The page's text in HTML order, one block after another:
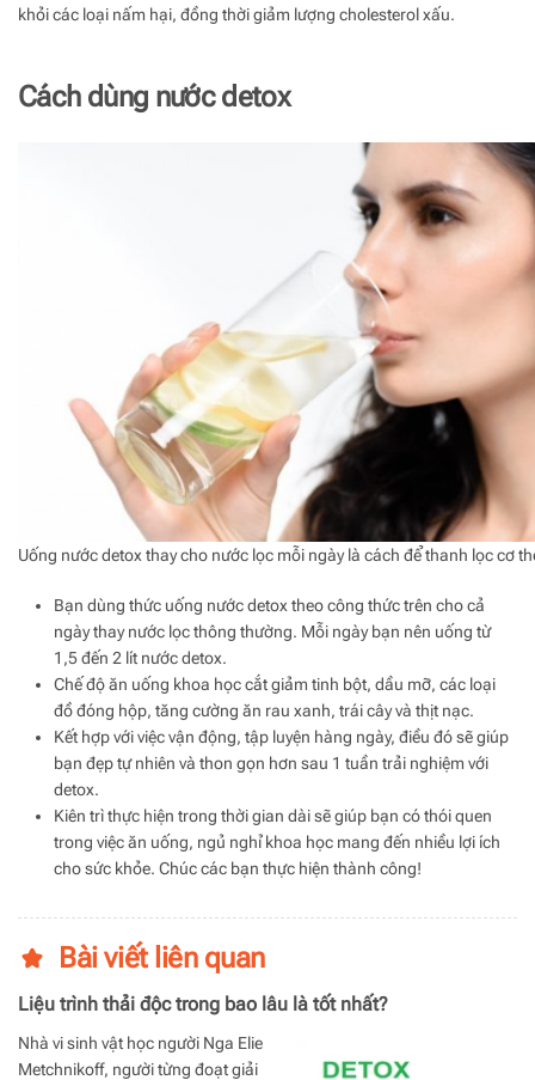
khỏi các loại nấm hại, đồng thời giảm lượng cholesterol xấu.
Cách dùng nước detox
Uống nước detox thay cho nước lọc mỗi ngày là cách để thanh lọc cơ
Bạn dùng thức uống nước detox theo công thức trên cho cả
ngày thay nước lọc thông thường. Mỗi ngày bạn nên uống từ
1,5 đến 2 lít nước detox.
Chế độ ăn uống khoa học cắt giảm tinh bột, dầu mỡ, các loại
đồ đóng hộp, tăng cường ăn rau xanh, trái cây và thịt nạc.
Kết hợp với việc vận động, tập luyện hàng ngày, điều đó sẽ giúp
bạn đẹp tự nhiên và thon gọn hơn sau 1 tuần trải nghiệm với
detox.
Kiên trì thực hiện trong thời gian dài sẽ giúp bạn có thói quen
trong việc ăn uống, ngủ nghỉ khoa học mang đến nhiều lợi ích
cho sức khỏe. Chúc các bạn thực hiện thành công!
Bài viết liên quan
Liệu trình thải độc trong bao lâu là tốt nhất?
Nhà vi sinh vật học người Nga Elie
Metchnikoff, người từng đoạt giải